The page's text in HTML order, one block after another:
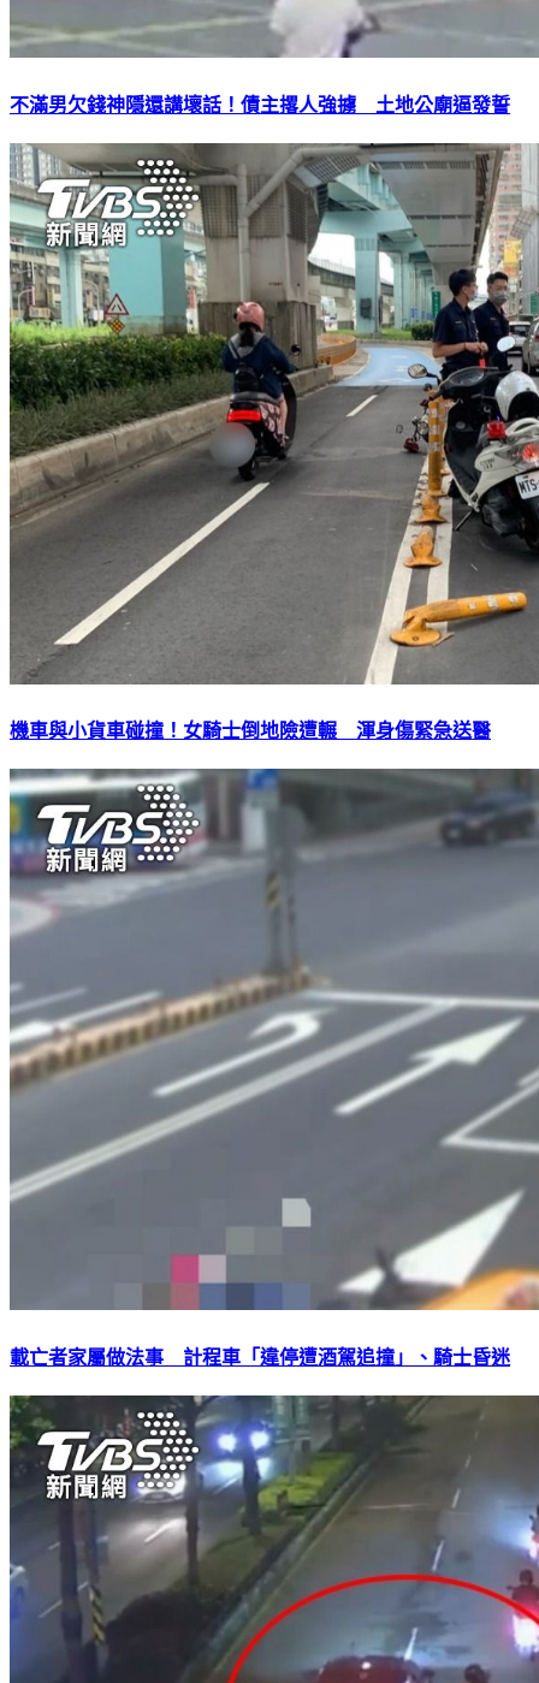
不滿男欠錢神隱還講壞話！債主撂人強擄 土地公廟逼發誓
機車與小貨車碰撞！女騎士倒地險遭輾 渾身傷緊急送醫
載亡者家屬做法事 計程車「違停遭酒駕追撞」、騎士昏迷